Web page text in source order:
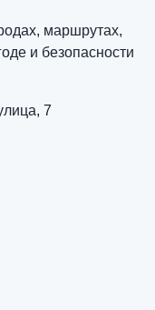
маршрутах,
и безопасности
7